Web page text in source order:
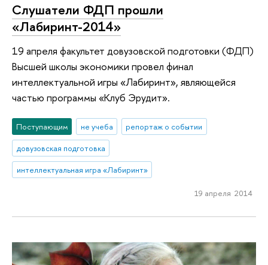
Слушатели ФДП прошли
«Лабиринт-2014»
19 апреля факультет довузовской подготовки (ФДП)
Высшей школы экономики провел финал
интеллектуальной игры «Лабиринт», являющейся
частью программы «Клуб Эрудит».
Поступающим не учеба
репортаж о событии
довузовская подготовка
интеллектуальная игра «Лабиринт»
19 апреля 2014